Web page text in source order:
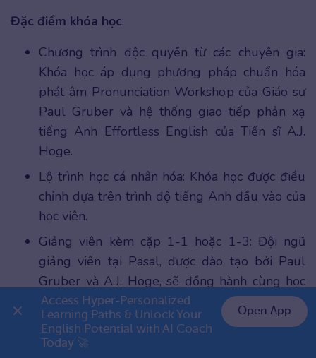
Đặc điểm khóa học:
Chương trình độc quyền từ các chuyên gia:
Khóa học áp dụng phương pháp chuẩn hóa
phát âm Pronunciation Workshop của Giáo sư
Paul Gruber và hệ thống giao tiếp phản xạ
tiếng Anh Effortless English của Tiến sĩ A.J.
Hoge.
Lộ trình học cá nhân hóa: Khóa học được điều
chỉnh dựa trên trình độ tiếng Anh đầu vào của
học viên.
Giảng viên kèm cặp 1-1 hoặc 1-3: Đội ngũ
giảng viên tại Pasal, được đào tạo bởi Paul
Gruber và A.J. Hoge, sẽ đồng hành cùng học
viên 24/7 trong suốt quá trình học.
Cam kết đầu ra cho học viên: Nếu học viên
thực hiện đúng lộ trình mà không đạt được
👉 Premium 1 năm chỉ 999K
Access Hyper-Personalized
Learning Paths & Unlock Your
English Potential with AI Coach
Today 🚀
Open App